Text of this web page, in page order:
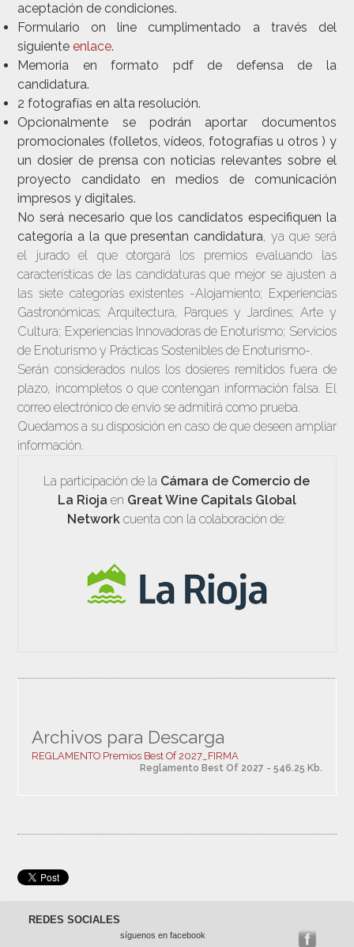
aceptación de condiciones.
Formulario on line cumplimentado a través del
siguiente enlace.
Memoria en formato pdf de defensa de la
candidatura.
2 fotografías en alta resolución.
Opcionalmente se podrán aportar documentos
promocionales (folletos, vídeos, fotografías u otros ) y
un dosier de prensa con noticias relevantes sobre el
proyecto candidato en medios de comunicación
impresos y digitales.
No será necesario que los candidatos especifiquen la
categoría a la que presentan candidatura, ya que será
el jurado el que otorgará los premios evaluando las
características de las candidaturas que mejor se ajusten a
las siete categorías existentes -Alojamiento; Experiencias
Gastronómicas; Arquitectura, Parques y Jardines; Arte y
Cultura; Experiencias Innovadoras de Enoturismo; Servicios
de Enoturismo y Prácticas Sostenibles de Enoturismo-.
Serán considerados nulos los dosieres remitidos fuera de
plazo, incompletos o que contengan información falsa. El
correo electrónico de envío se admitirá como prueba.
Quedamos a su disposición en caso de que deseen ampliar
información.
La participación de la Cámara de Comercio de
La Rioja en Great Wine Capitals Global
Network cuenta con la colaboración de:
Archivos para Descarga
REGLAMENTO Premios Best Of 2027_FIRMA
Reglamento Best Of 2027 - 546.25 Kb.
REDES SOCIALES
síguenos en facebook